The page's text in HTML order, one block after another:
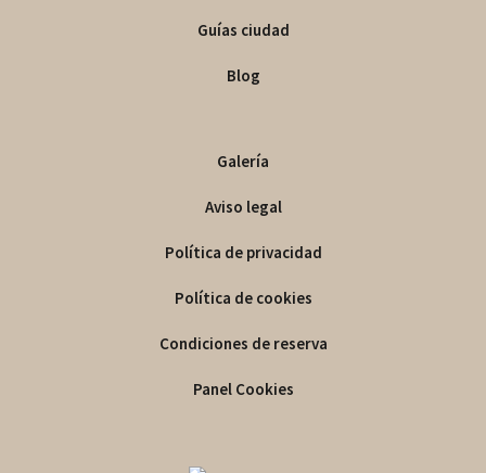
Guías ciudad
Blog
Galería
Aviso legal
Política de privacidad
Política de cookies
Condiciones de reserva
Panel Cookies